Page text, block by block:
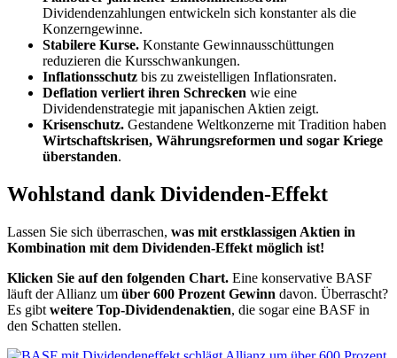
Dividendenzahlungen entwickeln sich konstanter als die
Konzerngewinne.
Stabilere Kurse. Konstante Gewinnausschüttungen
reduzieren die Kursschwankungen.
Inflationsschutz bis zu zweistelligen Inflationsraten.
Deflation verliert ihren Schrecken wie eine
Dividendenstrategie mit japanischen Aktien zeigt.
Krisenschutz. Gestandene Weltkonzerne mit Tradition haben
Wirtschaftskrisen, Währungsreformen und sogar Kriege
überstanden.
Wohlstand dank Dividenden-Effekt
Lassen Sie sich überraschen, was mit erstklassigen Aktien in
Kombination mit dem Dividenden-Effekt möglich ist!
Klicken Sie auf den folgenden Chart. Eine konservative BASF
läuft der Allianz um über 600 Prozent Gewinn davon. Überrascht?
Es gibt weitere Top-Dividendenaktien, die sogar eine BASF in
den Schatten stellen.